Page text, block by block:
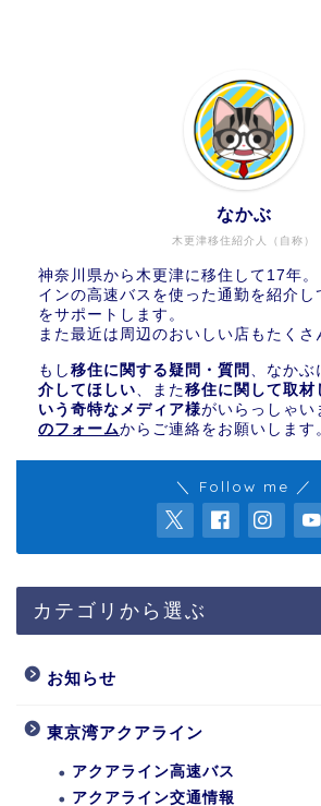
木更津移住紹介人（自称）
なかぶ
神奈川県から木更津に移住して17年
インの高速バスを使った通勤を紹介し
をサポートします。
また最近は周辺のおいしい店もたくさ
もし 移住に関する疑問・質問 、なかぶ
介してほしい 、また移住に関して取材
いう奇特なメディア様がいらっしゃい
のフォームからご連絡をお願いします
＼ Follow me ／
カテゴリから選ぶ
お知らせ
東京湾アクアライン
アクアライン高速バス
アクアライン交通情報